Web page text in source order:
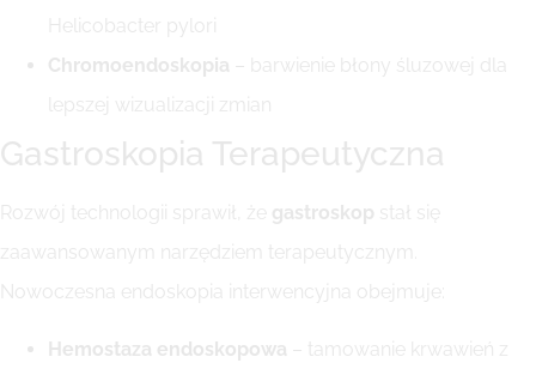
Helicobacter pylori
Chromoendoskopia – barwienie błony śluzowej dla
lepszej wizualizacji zmian
Gastroskopia Terapeutyczna
Rozwój technologii sprawił, że gastroskop stał się
zaawansowanym narzędziem terapeutycznym.
Nowoczesna endoskopia interwencyjna obejmuje:
Hemostaza endoskopowa – tamowanie krwawień z